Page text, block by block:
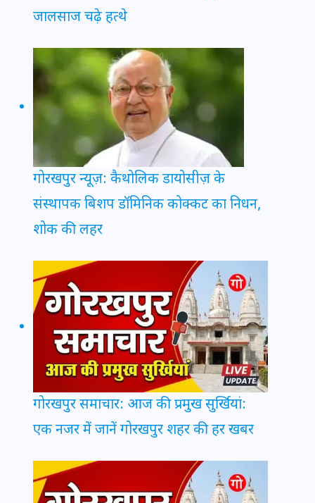
जालसाज चढ़े हत्थे
गोरखपुर न्यूज़: कैथोलिक डायोसीज़ के
संस्थापक बिशप डॉमिनिक कोक्कट का निधन,
शोक की लहर
गोरखपुर समाचार: आज की प्रमुख सुर्खियां:
एक नजर में जानें गोरखपुर शहर की हर खबर